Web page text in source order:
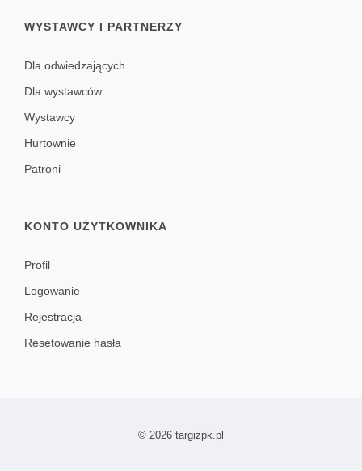
WYSTAWCY I PARTNERZY
Dla odwiedzających
Dla wystawców
Wystawcy
Hurtownie
Patroni
KONTO UŻYTKOWNIKA
Profil
Logowanie
Rejestracja
Resetowanie hasła
© 2026 targizpk.pl